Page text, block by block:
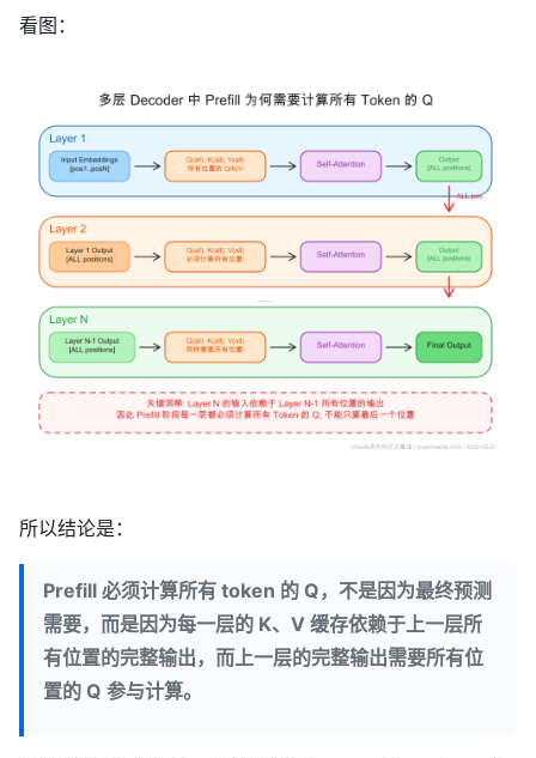
看图：
所以结论是：
Prefill 必须计算所有 token 的 Q，不是因为最终预测
需要，而是因为每一层的 K、V 缓存依赖于上一层所
有位置的完整输出，而上一层的完整输出需要所有位
置的 Q 参与计算。